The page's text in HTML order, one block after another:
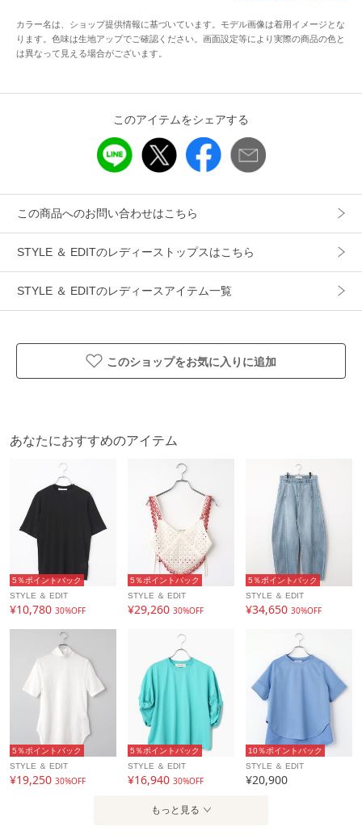
カテゴリ トップス カットソー
カラー名は、ショップ提供情報に基づいています。モデル画像は着用イメージとな
ります。色味は生地アップでご確認ください。画面設定等により実際の商品の色と
は異なって見える場合がございます。
このアイテムをシェアする
この商品へのお問い合わせはこちら
STYLE ＆ EDITのレディーストップスはこちら
STYLE ＆ EDITのレディースアイテム一覧
このショップをお気に入りに追加
あなたにおすすめのアイテム
5％ポイントバック
STYLE ＆ EDIT
¥10,780 30%OFF
5％ポイントバック
STYLE ＆ EDIT
¥29,260 30%OFF
5％ポイントバック
STYLE ＆ EDIT
¥34,650 30%OFF
5％ポイントバック
STYLE ＆ EDIT
¥19,250 30%OFF
5％ポイントバック
STYLE ＆ EDIT
¥16,940 30%OFF
10％ポイントバック
STYLE ＆ EDIT
¥20,900
もっと見る